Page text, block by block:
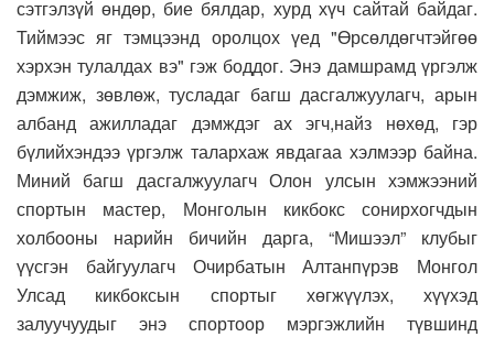
сэтгэлзүй өндөр, бие бялдар, хурд хүч сайтай байдаг.
Тиймээс яг тэмцээнд оролцох үед "Өрсөлдөгчтэйгөө
хэрхэн тулалдах вэ" гэж боддог. Энэ дамшрамд үргэлж
дэмжиж, зөвлөж, тусладаг багш дасгалжуулагч, арын
албанд ажилладаг дэмждэг ах эгч,найз нөхөд, гэр
бүлийхэндээ үргэлж талархаж явдагаа хэлмээр байна.
Миний багш дасгалжуулагч Олон улсын хэмжээний
спортын мастер, Монголын кикбокс сонирхогчдын
холбооны нарийн бичийн дарга, “Мишээл” клубыг
үүсгэн байгуулагч Очирбатын Алтанпүрэв Монгол
Улсад кикбоксын спортыг хөгжүүлэх, хүүхэд
залуучуудыг энэ спортоор мэргэжлийн түвшинд